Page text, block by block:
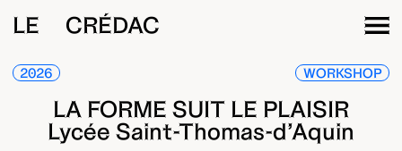
LE CRÉDAC
2026 WORKSHOP
LA FORME SUIT LE PLAISIR
Lycée Saint-Thomas-d’Aquin